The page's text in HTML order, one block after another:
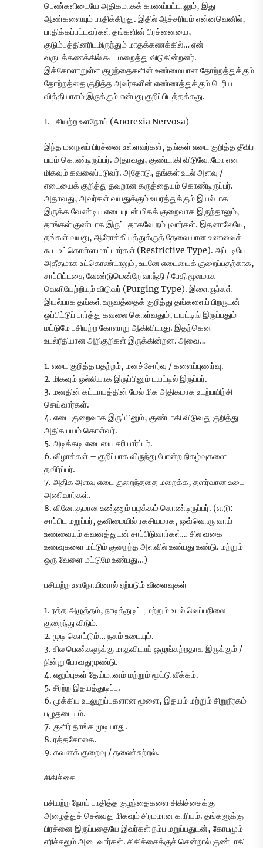
பெண்களிடையே அதிகமாகக் காணப்பட்டாலும், இது
ஆண்களையும் பாதிக்கிறது. இதில் ஆச்சரியம் என்னவெனில்,
பாதிக்கப்பட்டவர்கள் தங்களின் பிரச்னையை,
குடும்பத்தினரிடமிருந்தும் மாதக்கணக்கில்… ஏன்
வருடக்கணக்கில் கூட மறைத்து விடுகின்றனர்.
இக்கோளாறுள்ள குழந்தைகளின் உண்மையான தோற்றத்துக்கும்
தோற்றத்தை குறித்த அவர்களின் எண்ணத்துக்கும் பெரிய
வித்தியாசம் இருக்கும் என்பது குறிப்பிடத்தக்கது.
1. பசியற்ற உளநோய் (Anorexia Nervosa)
இந்த மனநலப் பிரச்னை உள்ளவர்கள், தங்கள் எடை குறித்த தீவிர
பயம் கொண்டிருப்பர். அதாவது, குண்டாகி விடுவோமோ என
மிகவும் கவலைப்படுவர். அதோடு, தங்கள் உடல் அளவு /
எடையைக் குறித்து தவறான கருத்தையும் கொண்டிருப்பர்.
அதாவது, அவர்கள் வயதுக்கும் உயரத்துக்கும் இயல்பாக
இருக்க வேண்டிய எடையுடன் மிகக் குறைவாக இருந்தாலும்,
தாங்கள் குண்டாக இருப்பதாகவே நம்புவார்கள். இதனாலேயே,
தங்கள் வயது, ஆரோக்கியத்துக்குத் தேவையான உணவைக்
கூட உட்கொள்ள மாட்டார்கள் (Restrictive Type). அப்படியே
அதீதமாக உட்கொண்டாலும், உடனே எடையைக் குறைப்பதற்காக,
சாப்பிட்டதை வேண்டுமென்றே வாந்தி / பேதி மூலமாக
வெளியேற்றியும் விடுவர் (Purging Type). இளைஞர்கள்
இயல்பாக தங்கள் உருவத்தைக் குறித்து தங்களைப் பிறருடன்
ஒப்பிட்டுப் பார்த்து கவலை கொள்வதும், டயட்டிங் இருப்பதும்
மட்டுமே பசியற்ற கோளாறு ஆகிவிடாது. இதற்கென
உடல்ரீதியான அறிகுறிகள் இருக்கின்றன. அவை…
1. எடை குறித்த பதற்றம், மனச்சோர்வு / களைப்புணர்வு.
2. மிகவும் ஒல்லியாக இருப்பினும் டயட்டில் இருப்பர்.
3. மனதின் கட்டாயத்தின் மேல் மிக அதிகமாக உடற்பயிற்சி
செய்வார்கள்.
4. எடை குறைவாக இருப்பினும், குண்டாகி விடுவது குறித்து
அதிக பயம் கொள்வர்.
5. அடிக்கடி எடையை சரி பார்ப்பர்.
6. விழாக்கள் – குறிப்பாக விருந்து போன்ற நிகழ்வுகளை
தவிர்ப்பர்.
7. அதிக அளவு எடை குறைந்ததை மறைக்க, தளர்வான உடை
அணிவார்கள்.
8. வினோதமான உண்ணும் பழக்கம் கொண்டிருப்பர். (எ.டு:
சாப்பிட மறுப்பர், தனிமையில் ரகசியமாக, ஒவ்வொரு வாய்
உணவையும் கவனத்துடன் சாப்பிடுவார்கள்… சில வகை
உணவுகளை மட்டும் குறைந்த அளவில் உண்பது உண்டு. மற்றும்
ஒரு வேளை மட்டுமே உண்பது…)
பசியற்ற உளநோயினால் ஏற்படும் விளைவுகள்
1. ரத்த அழுத்தம், நாடித்துடிப்பு மற்றும் உடல் வெப்பநிலை
குறைந்து விடும்.
2. முடி கொட்டும்… நகம் உடையும்.
3. சில பெண்களுக்கு மாதவிடாய் ஒழுங்கற்றதாக இருக்கும் /
நின்று போவதுமுண்டு.
4. எலும்புகள் தேய்மானம் மற்றும் மூட்டு வீக்கம்.
5. சீரற்ற இதயத்துடிப்பு.
6. முக்கிய உடலுறுப்புகளான மூளை, இதயம் மற்றும் சிறுநீரகம்
பழுதடையும்.
7. குளிர் தாங்க முடியாது.
8. ரத்தசோகை.
9. கவனக் குறைவு / தலைச்சுற்றல்.
சிகிச்சை
பசியற்ற நோய் பாதித்த குழந்தைகளை சிகிச்சைக்கு
அழைத்துச் செல்வது மிகவும் சிரமமான காரியம். தங்களுக்கு
பிரச்னை இருப்பதையே இவர்கள் நம்ப மறுப்பதுடன், கோபமும்
எரிச்சலும் அடைவார்கள். சிகிச்சைக்குச் சென்றால் குண்டாகி